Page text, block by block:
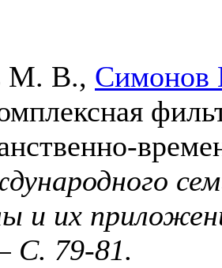
М. В., Симонов
и их
С. 79-81.